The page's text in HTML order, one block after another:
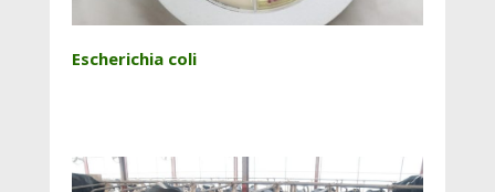
Escherichia coli